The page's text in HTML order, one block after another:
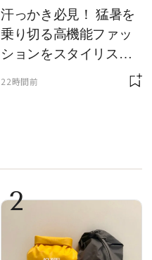
汗っかき必見！ 猛暑を
乗り切る高機能ファッ
ションをスタイリスト
22時間前
2